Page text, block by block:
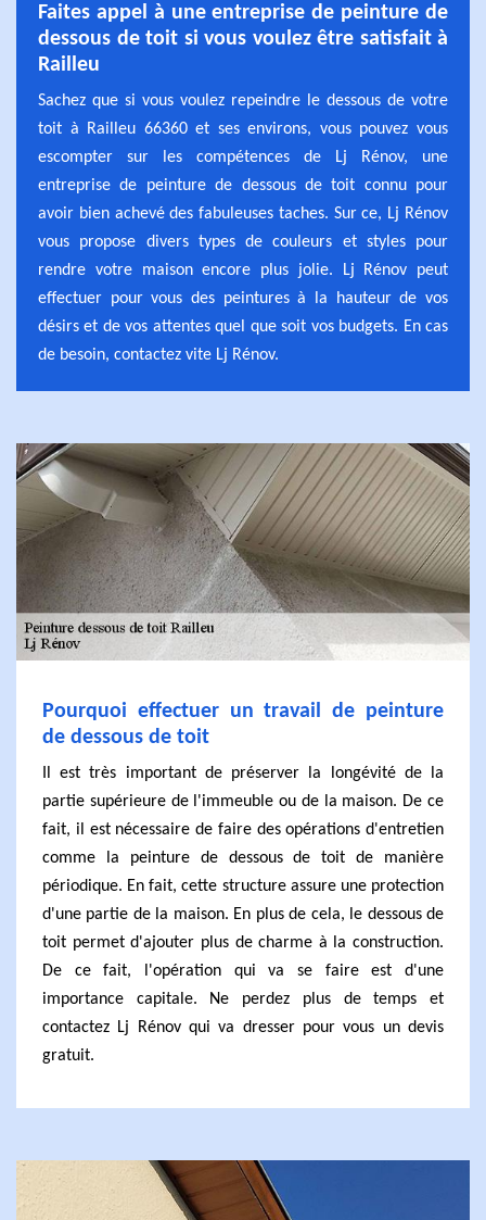
Faites appel à une entreprise de peinture de
dessous de toit si vous voulez être satisfait à
Railleu
Sachez que si vous voulez repeindre le dessous de votre
toit à Railleu 66360 et ses environs, vous pouvez vous
escompter sur les compétences de Lj Rénov, une
entreprise de peinture de dessous de toit connu pour
avoir bien achevé des fabuleuses taches. Sur ce, Lj Rénov
vous propose divers types de couleurs et styles pour
rendre votre maison encore plus jolie. Lj Rénov peut
effectuer pour vous des peintures à la hauteur de vos
désirs et de vos attentes quel que soit vos budgets. En cas
de besoin, contactez vite Lj Rénov.
Pourquoi effectuer un travail de peinture
de dessous de toit
Il est très important de préserver la longévité de la
partie supérieure de l'immeuble ou de la maison. De ce
fait, il est nécessaire de faire des opérations d'entretien
comme la peinture de dessous de toit de manière
périodique. En fait, cette structure assure une protection
d'une partie de la maison. En plus de cela, le dessous de
toit permet d'ajouter plus de charme à la construction.
De ce fait, l'opération qui va se faire est d'une
importance capitale. Ne perdez plus de temps et
contactez Lj Rénov qui va dresser pour vous un devis
gratuit.